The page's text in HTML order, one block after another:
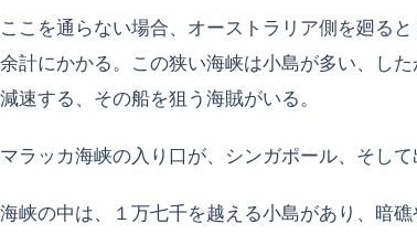
ここを通らない場合、オーストラリア側を廻ると
余計にかかる。この狭い海峡は小島が多い、し
減速する、その船を狙う海賊がいる。
マラッカ海峡の入り口が、シンガポール、そし
海峡の中は、１万七千を越える小島があり、暗